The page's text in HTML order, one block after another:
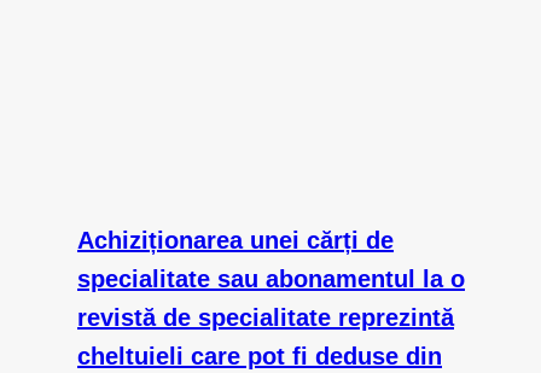
Achiziționarea unei cărți de
specialitate sau abonamentul la o
revistă de specialitate reprezintă
cheltuieli care pot fi deduse din